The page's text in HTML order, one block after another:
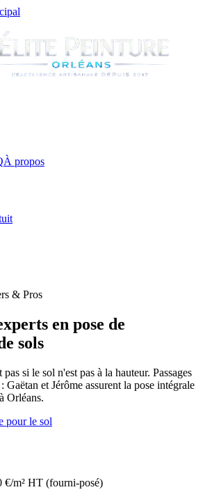
À propos
& Pros
en pose de
sols
si le sol n'est pas à la hauteur. Passages
Gaëtan et Jérôme assurent la pose intégrale
Orléans.
pour le sol
€/m² HT (fourni-posé)